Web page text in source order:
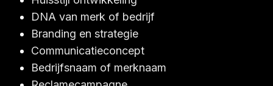
DNA van merk of bedrijf
Branding en strategie
Communicatieconcept
Bedrijfsnaam of merknaam